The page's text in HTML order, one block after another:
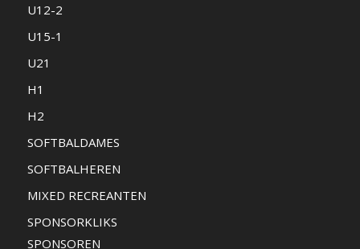
U12-2
U15-1
U21
H1
H2
SOFTBALDAMES
SOFTBALHEREN
MIXED RECREANTEN
SPONSORKLIKS
SPONSOREN